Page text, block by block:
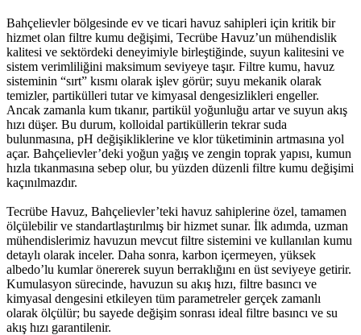
Bahçelievler bölgesinde ev ve ticari havuz sahipleri için kritik bir
hizmet olan filtre kumu değişimi, Tecrübe Havuz’un mühendislik
kalitesi ve sektördeki deneyimiyle birleştiğinde, suyun kalitesini ve
sistem verimliliğini maksimum seviyeye taşır. Filtre kumu, havuz
sisteminin “sırt” kısmı olarak işlev görür; suyu mekanik olarak
temizler, partikülleri tutar ve kimyasal dengesizlikleri engeller.
Ancak zamanla kum tıkanır, partikül yoğunluğu artar ve suyun akış
hızı düşer. Bu durum, kolloidal partiküllerin tekrar suda
bulunmasına, pH değişikliklerine ve klor tüketiminin artmasına yol
açar. Bahçelievler’deki yoğun yağış ve zengin toprak yapısı, kumun
hızla tıkanmasına sebep olur, bu yüzden düzenli filtre kumu değişimi
kaçınılmazdır.
Tecrübe Havuz, Bahçelievler’teki havuz sahiplerine özel, tamamen
ölçülebilir ve standartlaştırılmış bir hizmet sunar. İlk adımda, uzman
mühendislerimiz havuzun mevcut filtre sistemini ve kullanılan kumu
detaylı olarak inceler. Daha sonra, karbon içermeyen, yüksek
albedo’lu kumlar önererek suyun berraklığını en üst seviyeye getirir.
Kumulasyon sürecinde, havuzun su akış hızı, filtre basıncı ve
kimyasal dengesini etkileyen tüm parametreler gerçek zamanlı
olarak ölçülür; bu sayede değişim sonrası ideal filtre basıncı ve su
akış hızı garantilenir.